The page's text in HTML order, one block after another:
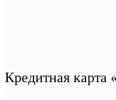
Кредитная карта